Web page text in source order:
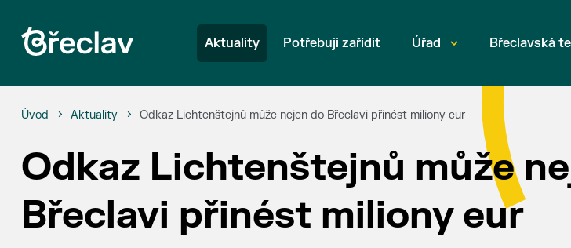
Aktuality Potřebuji zařídit Úřad Břeclavská
Úvod Aktuality Odkaz Lichtenštejnů může nejen do Břeclavi přinést miliony eur
Odkaz Lichtenštejnů může
Břeclavi přinést miliony eur